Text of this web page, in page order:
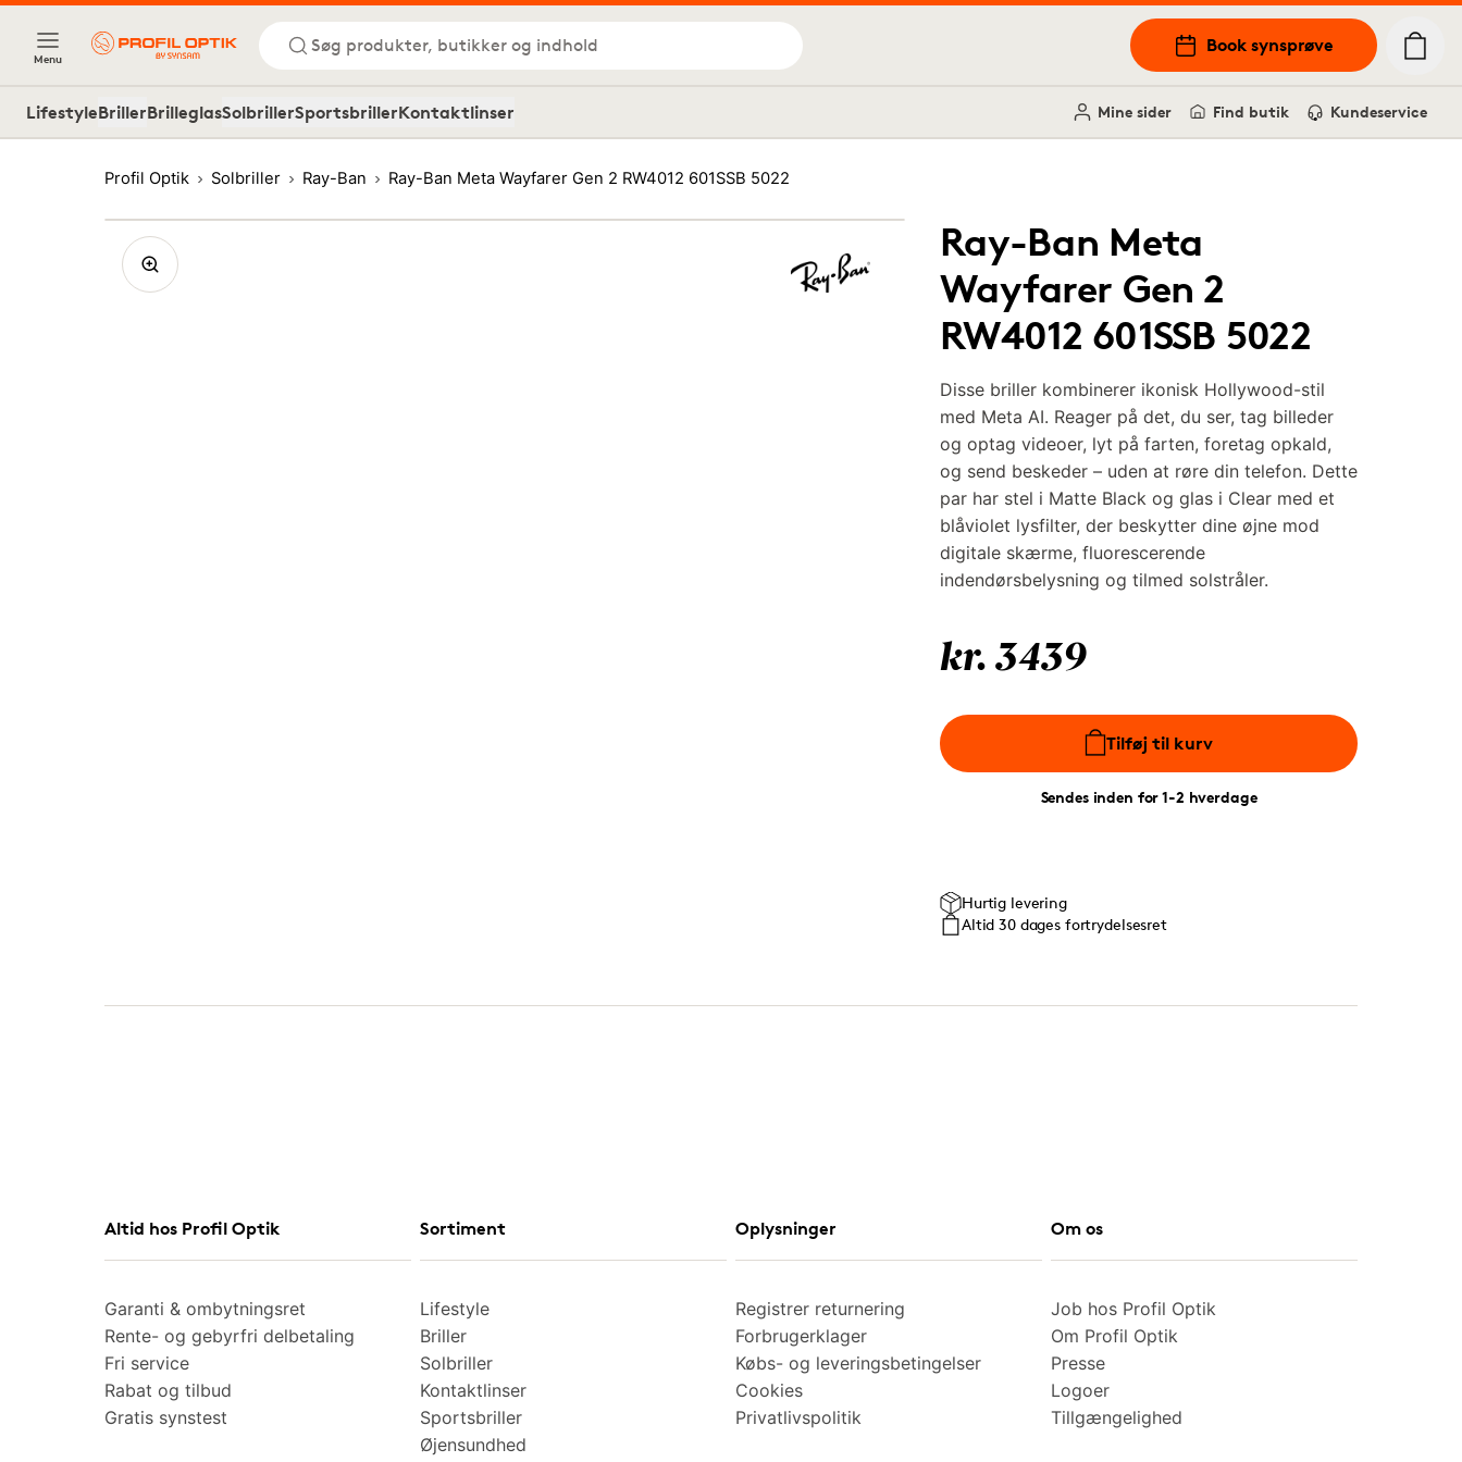
Menu
Søg produkter, butikker og indhold Book synsprøve
LifestyleBrillerBrilleglasSolbrillerSportsbrillerKontaktlinser Mine sider Find butik Kundeservice
Profil Optik Solbriller Ray-Ban Ray-Ban Meta Wayfarer Gen 2 RW4012 601SSB 5022
Ray-Ban Meta
Wayfarer Gen 2
RW4012 601SSB 5022
Disse briller kombinerer ikonisk Hollywood-stil
med Meta AI. Reager på det, du ser, tag billeder
og optag videoer, lyt på farten, foretag opkald,
og send beskeder – uden at røre din telefon. Dette
par har stel i Matte Black og glas i Clear med et
blåviolet lysfilter, der beskytter dine øjne mod
digitale skærme, fluorescerende
indendørsbelysning og tilmed solstråler.
kr. 3439
Tilføj til kurv
Sendes inden for 1-2 hverdage
Hurtig levering
Altid 30 dages fortrydelsesret
Altid hos Profil Optik
Garanti & ombytningsret
Rente- og gebyrfri delbetaling
Fri service
Rabat og tilbud
Gratis synstest
Sortiment
Lifestyle
Briller
Solbriller
Kontaktlinser
Sportsbriller
Øjensundhed
Oplysninger
Registrer returnering
Forbrugerklager
Købs- og leveringsbetingelser
Cookies
Privatlivspolitik
Om os
Job hos Profil Optik
Om Profil Optik
Presse
Logoer
Tillgængelighed